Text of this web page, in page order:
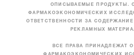
ОПИСЫВАЕМЫЕ ПРОДУКТЫ.
ФАРМАКОЭКОНОМИЧЕСКИХ
ОТВЕТСТВЕННОСТИ ЗА
РЕКЛАМНЫХ
ВСЕ ПРАВА ПРИНАДЛЕЖАТ